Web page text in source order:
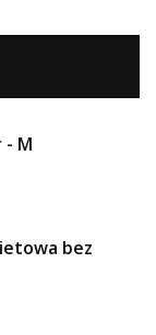
- M
bez